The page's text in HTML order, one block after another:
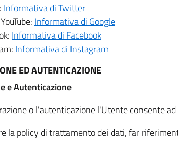
Informativa di Twitter
Informativa di Google
Informativa di Facebook
Informativa di Instagram
ED AUTENTICAZIONE
e Autenticazione
o l'autenticazione l'Utente consente
la policy di trattamento dei dati, far